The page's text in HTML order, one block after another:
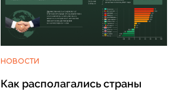
НОВОСТИ
Как располагались страны